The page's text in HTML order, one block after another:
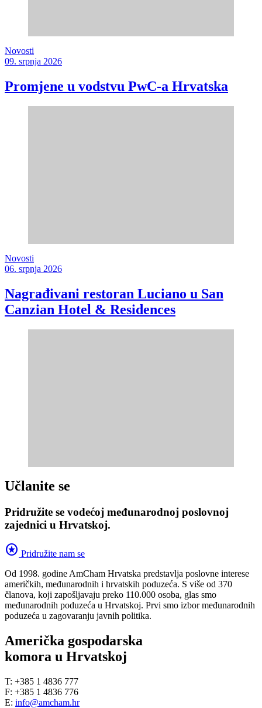
Novosti
09. srpnja 2026
Promjene u vodstvu PwC-a Hrvatska
Novosti
06. srpnja 2026
Nagrađivani restoran Luciano u San
Canzian Hotel & Residences
Učlanite se
Pridružite se vodećoj međunarodnoj poslovnoj
zajednici u Hrvatskoj.
stars Pridružite nam se
Od 1998. godine AmCham Hrvatska predstavlja poslovne interese
američkih, međunarodnih i hrvatskih poduzeća. S više od 370
članova, koji zapošljavaju preko 110.000 osoba, glas smo
međunarodnih poduzeća u Hrvatskoj. Prvi smo izbor međunarodnih
poduzeća u zagovaranju javnih politika.
Američka gospodarska
komora u Hrvatskoj
T: +385 1 4836 777
F: +385 1 4836 776
E: info@amcham.hr